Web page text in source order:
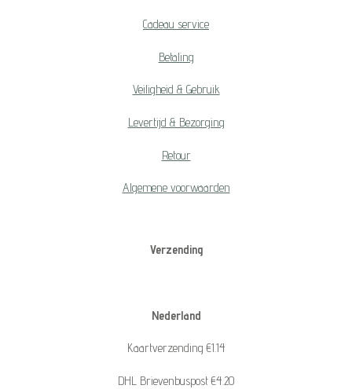
Cadeau service
Betaling
Veiligheid & Gebruik
Levertijd & Bezorging
Retour
Algemene voorwaarden
Verzending
Nederland
Kaartverzending €1.14
DHL Brievenbuspost €4.20